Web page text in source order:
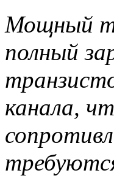
Мощный
полный
канала,